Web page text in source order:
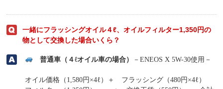
一緒にフラッシングオイル４ℓ、オイルフィルター1,350円の
物として交換した場合いくら？
普通車（４ℓオイル車の場合） －ENEOS X 5W-30使用－
オイル価格（1,580円×4ℓ）＋ フラッシング（480円×4ℓ）